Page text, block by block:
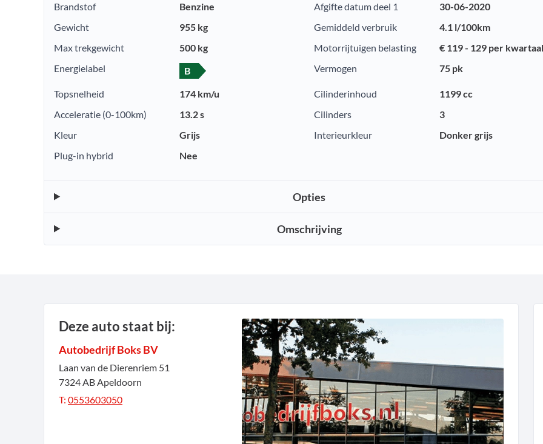
Brandstof
Benzine Afgifte datum deel 1
30-06-2020
Gewicht
955 kg Gemiddeld verbruik
4.1 l/100km
Max trekgewicht
500 kg Motorrijtuigen belasting
€ 119 - 129 per kwartaal
Energielabel
B Vermogen 75 pk
Topsnelheid 174 km/u Cilinderinhoud
1199 cc
Acceleratie (0-100km)
13.2 s Cilinders
3
Kleur
Grijs Interieurkleur
Donker grijs
Plug-in hybrid
Nee
Opties
Omschrijving
Deze auto staat bij:
Autobedrijf Boks BV
Laan van de Dierenriem 51
7324 AB Apeldoorn
T: 0553603050